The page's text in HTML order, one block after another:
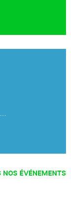
NOS ÉVÉNEMENTS